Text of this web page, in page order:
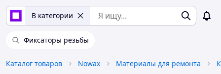
В категории
Фиксаторы резьбы
Каталог товаров Nowax Материалы для ремонта